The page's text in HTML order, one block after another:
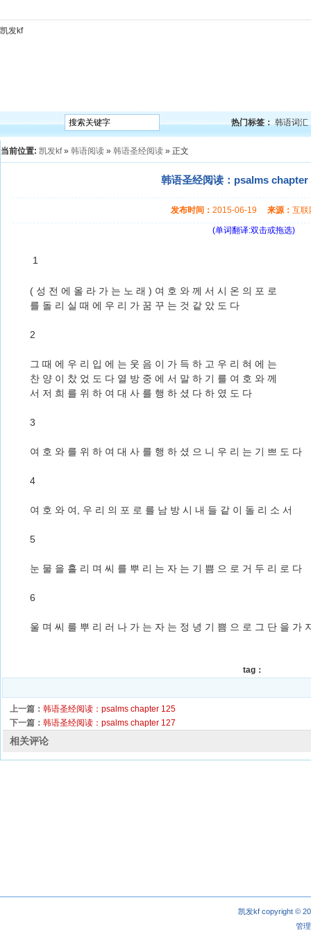
凯发kf
热门标签： 韩语词汇
当前位置: 凯发kf» 韩语阅读 » 韩语圣经阅读 » 正文
韩语圣经阅读：psalms chapter
发布时间： 2015-06-19 来源： 互
(单词翻译:双击或拖选)
1
( 성 전 에 올 라 가 는 노 래 ) 여 호 와 께 서 시 온 의 포 로
를 돌 리 실 때 에 우 리 가 꿈 꾸 는 것 같 았 도 다
2
그 때 에 우 리 입 에 는 웃 음 이 가 득 하 고 우 리 혀 에 는
찬 양 이 찼 었 도 다 열 방 중 에 서 말 하 기 를 여 호 와 께
서 저 희 를 위 하 여 대 사 를 행 하 셨 다 하 였 도 다
3
여 호 와 를 위 하 여 대 사 를 행 하 셨 으 니 우 리 는 기 쁘 도 다
4
여 호 와 여, 우 리 의 포 로 를 남 방 시 내 들 같 이 돌 리 소 서
5
눈 물 을 흘 리 며 씨 를 뿌 리 는 자 는 기 쁨 으 로 거 두 리 로 다
6
울 며 씨 를 뿌 리 러 나 가 는 자 는 정 녕 기 쁨 으 로 그 단 을 가
tag：
上一篇： 韩语圣经阅读：psalms chapter 125
下一篇： 韩语圣经阅读：psalms chapter 127
相关评论
凯发kf copyright ©
管